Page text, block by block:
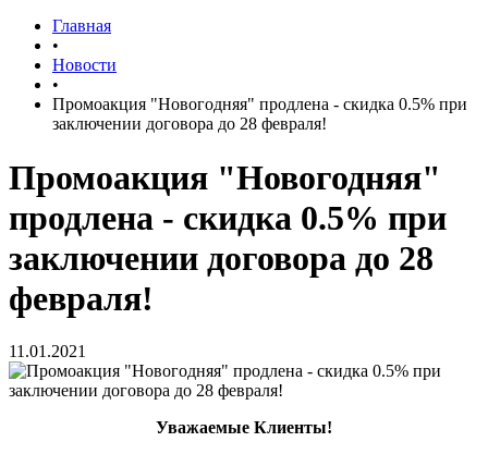
Главная
•
Новости
•
Промоакция "Новогодняя" продлена - скидка 0.5% при
заключении договора до 28 февраля!
Промоакция "Новогодняя"
продлена - скидка 0.5% при
заключении договора до 28
февраля!
11.01.2021
Уважаемые Клиенты!